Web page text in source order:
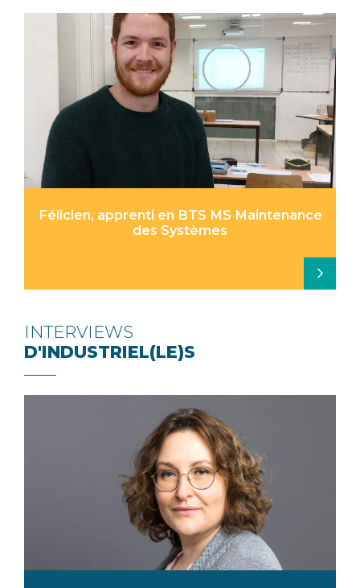
Félicien, apprenti en BTS MS Maintenance
des Systèmes
INTERVIEWS
D'INDUSTRIEL(LE)S